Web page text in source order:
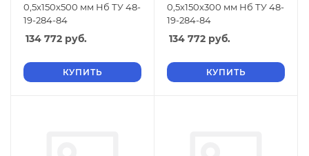
0,5х150х500 мм Нб ТУ 48-
19-284-84
134 772 руб.
КУПИТЬ
0,5х150х300 мм Нб ТУ 48-
19-284-84
134 772 руб.
КУПИТЬ